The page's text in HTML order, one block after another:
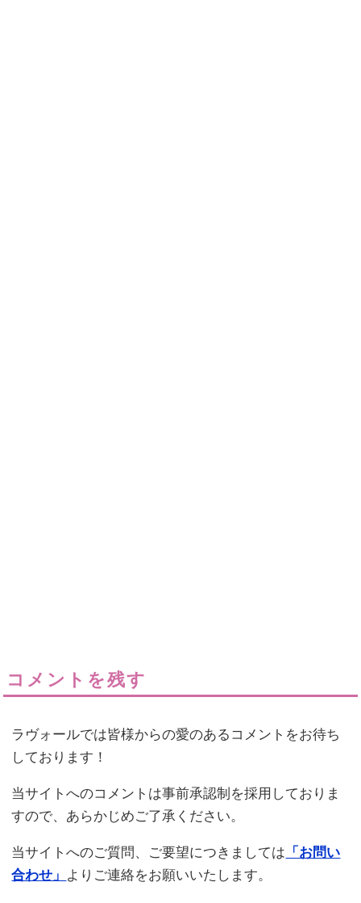
コメントを残す
ラヴォールでは皆様からの愛のあるコメントをお待ち
しております！
当サイトへのコメントは事前承認制を採用しておりま
すので、あらかじめご了承ください。
当サイトへのご質問、ご要望につきましては 「お問い
合わせ」 よりご連絡をお願いいたします。